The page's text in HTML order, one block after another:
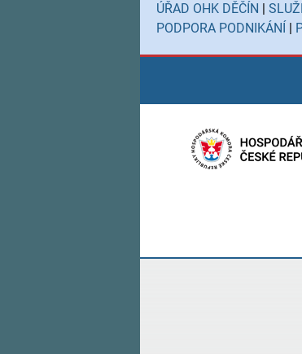
ÚŘAD OHK DĚČÍN |
PODPORA PODNIKÁNÍ |